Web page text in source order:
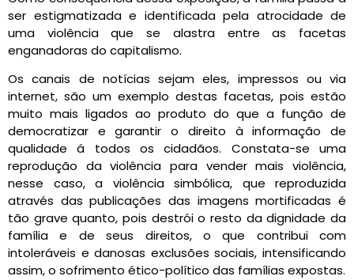
ser estigmatizada e identificada pela atrocidade de
uma violência que se alastra entre as facetas
enganadoras do capitalismo.
Os canais de notícias sejam eles, impressos ou via
internet, são um exemplo destas facetas, pois estão
muito mais ligados ao produto do que a função de
democratizar e garantir o direito à informação de
qualidade á todos os cidadãos. Constata-se uma
reprodução da violência para vender mais violência,
nesse caso, a violência simbólica, que reproduzida
através das publicações das imagens mortificadas é
tão grave quanto, pois destrói o resto da dignidade da
família e de seus direitos, o que contribui com
intoleráveis e danosas exclusões sociais, intensificando
assim, o sofrimento ético-político das famílias expostas.